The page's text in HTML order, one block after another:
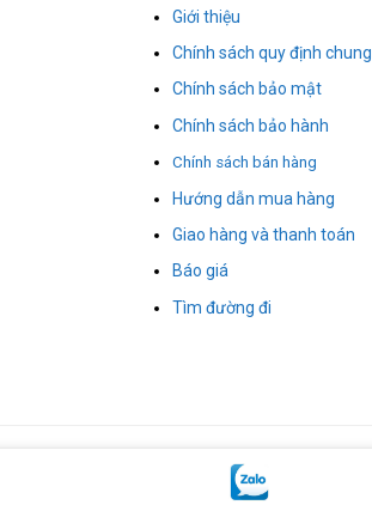
Giới thiệu
Chính sách quy định chung
Chính sách bảo mật
Chính sách bảo hành
Chính sách bán hàng
Hướng dẫn mua hàng
Giao hàng và thanh toán
Báo giá
Tìm đường đi